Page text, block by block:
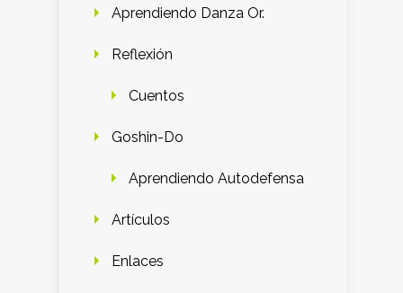
Aprendiendo Danza Or.
Reflexión
Cuentos
Goshin-Do
Aprendiendo Autodefensa
Artículos
Enlaces